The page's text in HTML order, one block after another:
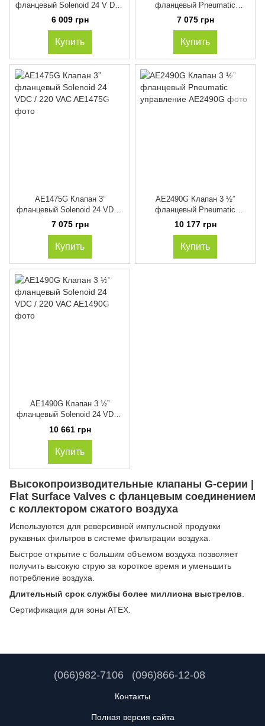
фланцевый Solenoid 24 V DC /
220 V AC
6 009 грн
Купить
фланцевый Pneumatic
управление
7 075 грн
Купить
AE1475G Клапан 3”
фланцевый Solenoid 24 VDC /
220 VAC
7 075 грн
Купить
AE2490G Клапан 3 ½”
фланцевый Pneumatic
управление
10 177 грн
Купить
AE1490G Клапан 3 ½”
фланцевый Solenoid 24 VDC /
220 VAC
10 661 грн
Купить
Высокопроизводительные клапаны G-серии |
Flat Surface Valves с фланцевым соединением
с коллектором сжатого воздуха
Используются для реверсивной импульсной продувки
рукавных фильтров в системе фильтрации воздуха.
Быстрое открытие с большим объемом воздуха позволяет
получить высокую струю за короткое время и уменьшить
потребление воздуха.
Длительный срок службы более миллиона выстрелов
Сертификация для зоны ATEX.
(066)982-7106 (096)866-12-08
Контакты
Полная версия сайта